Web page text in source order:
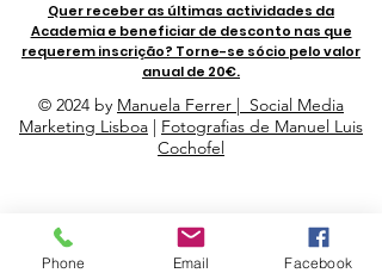
Quer receber as últimas actividades da
Academia e beneficiar de desconto nas que
requerem inscrição? Torne-se sócio pelo valor
anual de 20€.
© 2024 by Manuela Ferrer | Social Media
Marketing Lisboa | Fotografias de Manuel Luis
Cochofel
Apoios
Phone Email Facebook